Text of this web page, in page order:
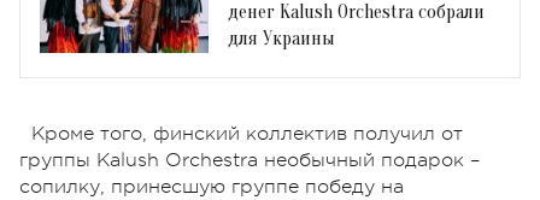
денег Kalush Orchestra собрали
для Украины
Кроме того, финский коллектив получил от
группы Kalush Orchestra необычный подарок –
сопилку, принесшую группе победу на